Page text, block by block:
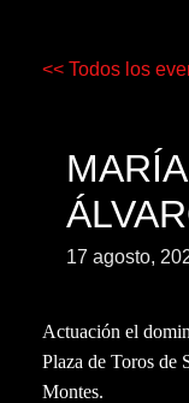
<< Todos los
17 agosto,
Actuación el
Plaza de Toros de
Montes.